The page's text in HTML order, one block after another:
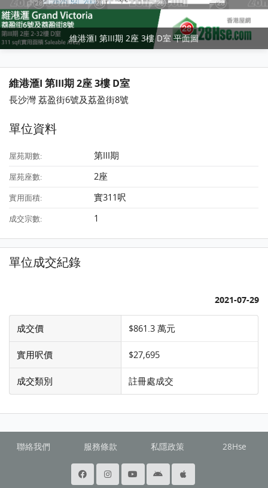
維港滙I 第III期 2座 3樓 D室 平面圖
維港滙I 第III期 2座 3樓 D室
長沙灣 荔盈街6號及荔盈街8號
單位資料
屋苑期數: 第III期
屋苑座數: 2座
實用面積: 實311呎
成交宗數: 1
單位成交紀錄
2021-07-29
成交價 $861.3 萬元
實用呎價 $27,695
成交類別 註冊處成交
聯絡我們 服務條款 私隱政策 28Hse